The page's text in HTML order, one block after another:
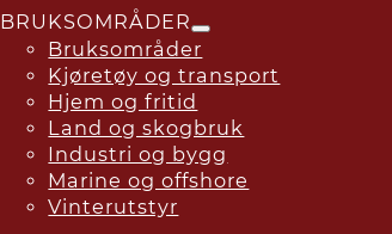
BRUKSOMRÅDER
Bruksområder
Kjøretøy og transport
Hjem og fritid
Land og skogbruk
Industri og bygg
Marine og offshore
Vinterutstyr